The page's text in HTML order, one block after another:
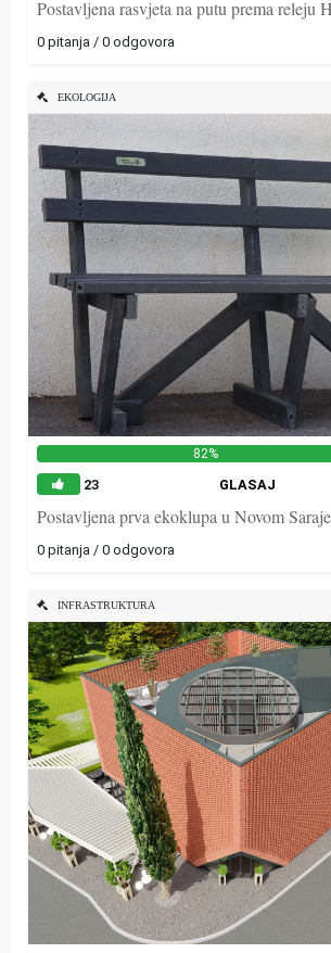
Postavljena rasvjeta na putu prema releju
0 pitanja / 0 odgovora
EKOLOGIJA
82%
23 GLASAJ
Postavljena prva ekoklupa u Novom
0 pitanja / 0 odgovora
INFRASTRUKTURA